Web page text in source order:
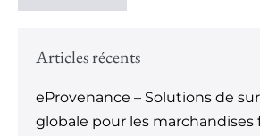
Articles récents
eProvenance – Solutions de
globale pour les marchandises